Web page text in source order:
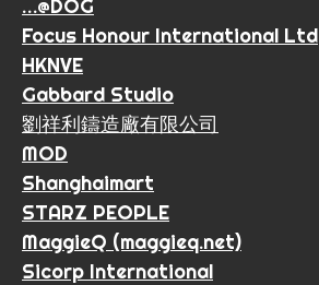
…@DOG
Focus Honour International Ltd
HKNVE
Gabbard Studio
劉祥利鑄造廠有限公司
MOD
Shanghaimart
STARZ PEOPLE
MaggieQ (maggieq.net)
Sicorp International